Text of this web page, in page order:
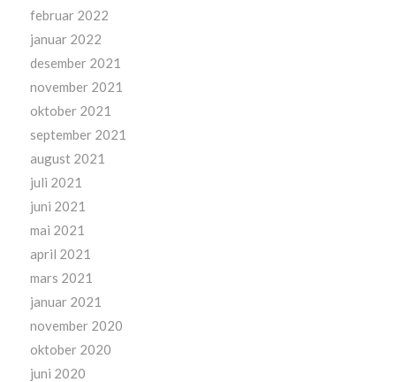
februar 2022
januar 2022
desember 2021
november 2021
oktober 2021
september 2021
august 2021
juli 2021
juni 2021
mai 2021
april 2021
mars 2021
januar 2021
november 2020
oktober 2020
juni 2020